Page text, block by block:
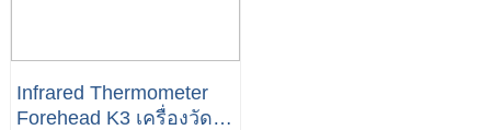
Infrared Thermometer
Forehead K3 เครื่องวัด